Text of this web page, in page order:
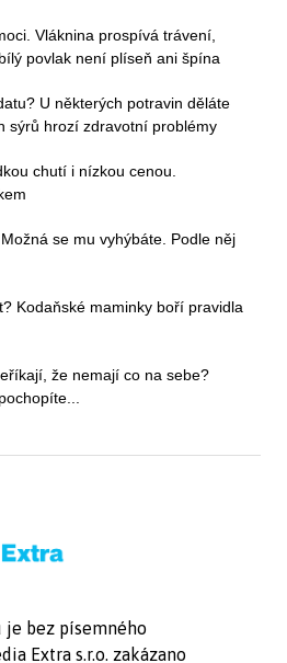
Vláknina prospívá trávení,
povlak není plíseň ani špína
U některých potravin děláte
sýrů hrozí zdravotní problémy
chutí i nízkou cenou.
se mu vyhýbáte. Podle něj
Kodaňské maminky boří pravidla
že nemají co na sebe?
je bez písemného
Extra s.r.o. zakázano